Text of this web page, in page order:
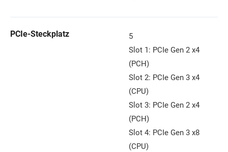
PCIe-Steckplatz
5
Slot 1: PCIe Gen 2 x4
(PCH)
Slot 2: PCIe Gen 3 x4
(CPU)
Slot 3: PCIe Gen 2 x4
(PCH)
Slot 4: PCIe Gen 3 x8
(CPU)